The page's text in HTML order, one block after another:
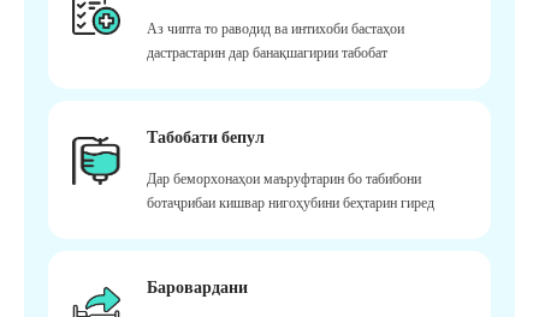
Аз чипта то раводид ва интихоби бастаҳои
дастрастарин дар банақшагирии табобат
Табобати бепул
Дар беморхонаҳои маъруфтарин бо табибони
ботаҷрибаи кишвар нигоҳубини беҳтарин гиред
Баровардани